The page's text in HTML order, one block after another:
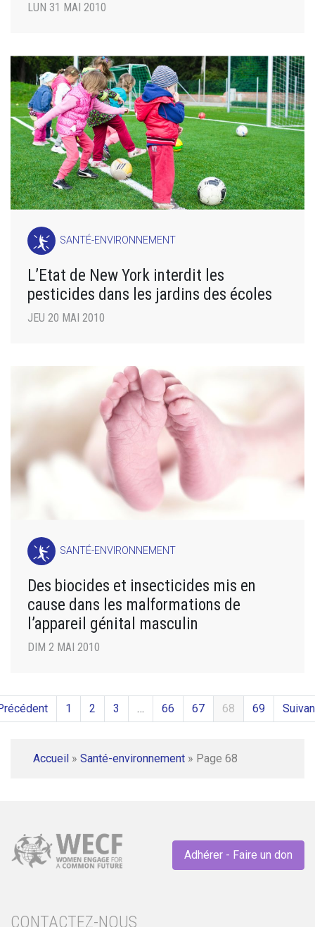
LUN 31 MAI 2010
SANTÉ-ENVIRONNEMENT
L’Etat de New York interdit les
pesticides dans les jardins des écoles
JEU 20 MAI 2010
SANTÉ-ENVIRONNEMENT
Des biocides et insecticides mis en
cause dans les malformations de
l’appareil génital masculin
DIM 2 MAI 2010
1 2 3 … 66 67 68 69
Accueil » Santé-environnement » Page 68
Adhérer - Faire un don
CONTACTEZ-NOUS